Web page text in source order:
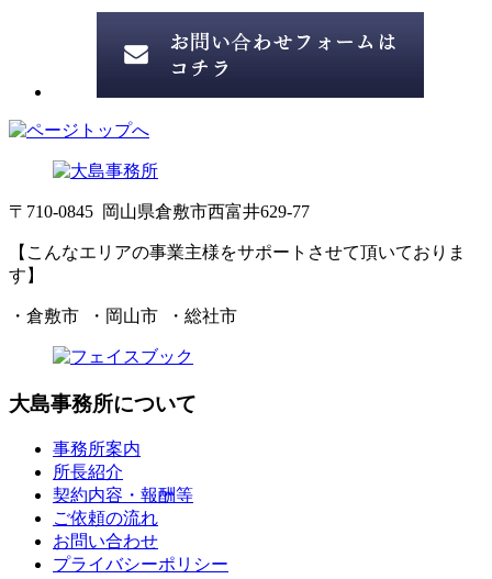
〒710-0845 岡山県倉敷市西富井629-77
【こんなエリアの事業主様をサポートさせて頂いておりま
す】
・倉敷市 ・岡山市 ・総社市
大島事務所について
事務所案内
所長紹介
契約内容・報酬等
ご依頼の流れ
お問い合わせ
プライバシーポリシー